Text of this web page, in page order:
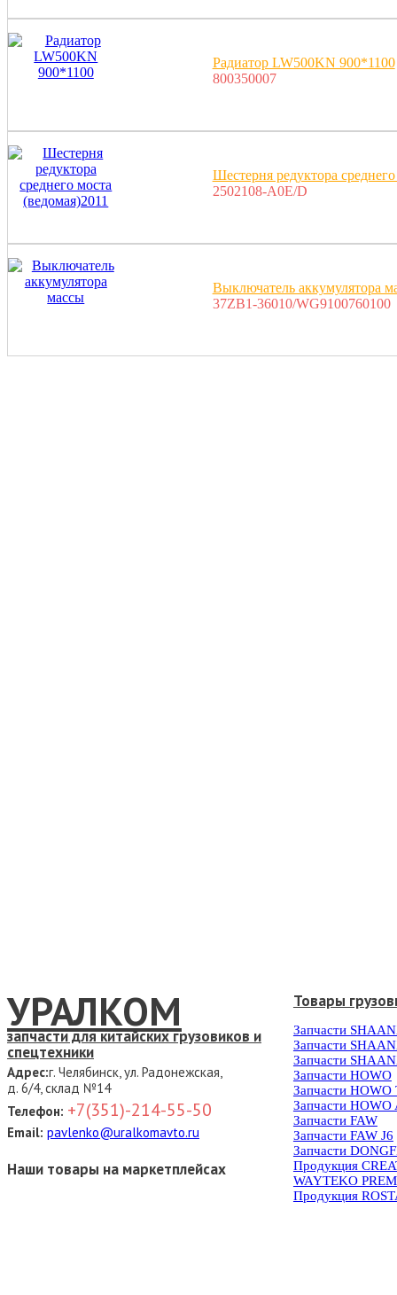
Радиатор LW500KN 900*1100
800350007
Шестерня редуктора
2502108-A0E/D
Выключатель аккумулятора
37ZB1-36010/WG9100760100
УРАЛКОМ
запчасти для китайских грузовиков и
спецтехники
Адрес:г. Челябинск, ул. Радонежская,
д. 6/4, склад №14
Телефон: +7(351)-214-55-50
Email: pavlenko@uralkomavto.ru
Наши товары на маркетплейсах
Товары
Запчасти
Запчасти
Запчасти
Запчасти HOWO
Запчасти HOWO
Запчасти HOWO
Запчасти FAW
Запчасти FAW J6
Запчасти
Продукция
WAYTEKO
Продукция